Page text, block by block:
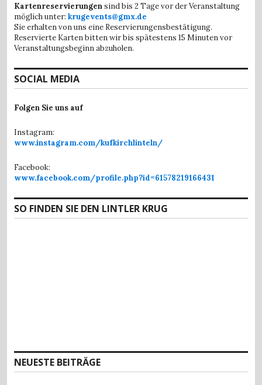
Kartenreservierungensind bis 2 Tage vor der Veranstaltung
möglich unter: krugevents@gmx.de
Sie erhalten von uns eine Reservierungensbestätigung.
Reservierte Karten bitten wir bis spätestens 15 Minuten vor
Veranstaltungsbeginn abzuholen.
SOCIAL MEDIA
Folgen Sie uns auf
Instagram:
www.instagram.com/kufkirchlinteln/
Facebook:
www.facebook.com/profile.php?id=61578219166431
SO FINDEN SIE DEN LINTLER KRUG
NEUESTE BEITRÄGE